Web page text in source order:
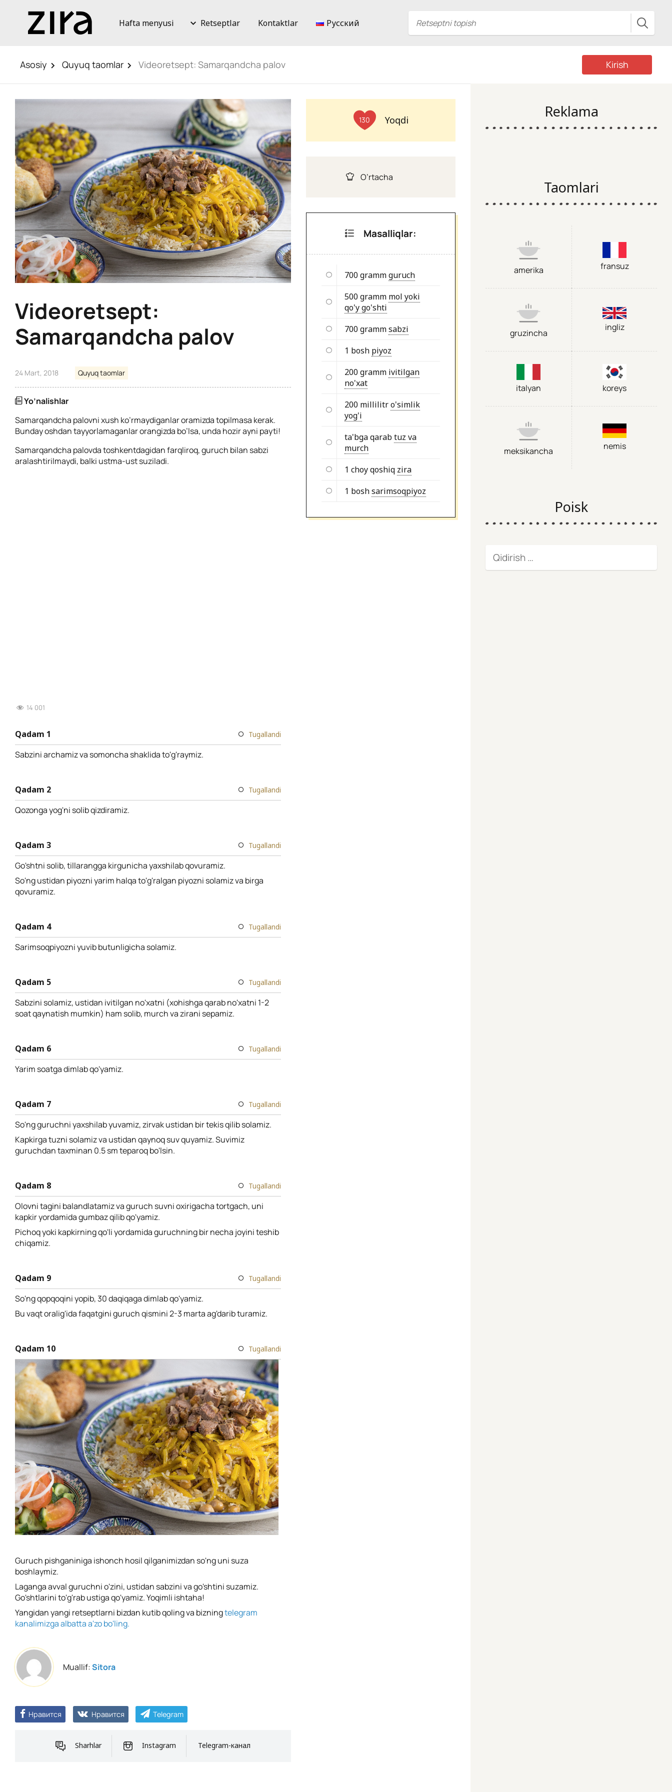
Hafta menyusi Retseptlar Kontaktlar Русский
Asosiy Quyuq taomlar Videoretsept: Samarqandcha palov Kirish
Videoretsept:
Samarqandcha palov
24 Mart, 2018 Quyuq taomlar
Yo’nalishlar
Samarqandcha palovni xush ko’rmaydiganlar oramizda topilmasa kerak.
Bunday oshdan tayyorlamaganlar orangizda bo’lsa, unda hozir ayni payti!
Samarqandcha palovda toshkentdagidan farqliroq, guruch bilan sabzi
aralashtirilmaydi, balki ustma-ust suziladi.
14 001
Qadam 1 Tugallandi
Sabzini archamiz va somoncha shaklida to'g'raymiz.
Qadam 2 Tugallandi
Qozonga yog'ni solib qizdiramiz.
Qadam 3 Tugallandi
Go'shtni solib, tillarangga kirgunicha yaxshilab qovuramiz.
So'ng ustidan piyozni yarim halqa to'g'ralgan piyozni solamiz va birga
qovuramiz.
Qadam 4 Tugallandi
Sarimsoqpiyozni yuvib butunligicha solamiz.
Qadam 5 Tugallandi
Sabzini solamiz, ustidan ivitilgan no'xatni (xohishga qarab no'xatni 1-2
soat qaynatish mumkin) ham solib, murch va zirani sepamiz.
Qadam 6 Tugallandi
Yarim soatga dimlab qo'yamiz.
Qadam 7 Tugallandi
So'ng guruchni yaxshilab yuvamiz, zirvak ustidan bir tekis qilib solamiz.
Kapkirga tuzni solamiz va ustidan qaynoq suv quyamiz. Suvimiz
guruchdan taxminan 0.5 sm teparoq bo'lsin.
Qadam 8 Tugallandi
Olovni tagini balandlatamiz va guruch suvni oxirigacha tortgach, uni
kapkir yordamida gumbaz qilib qo'yamiz.
Pichoq yoki kapkirning qo'li yordamida guruchning bir necha joyini teshib
chiqamiz.
Qadam 9 Tugallandi
So'ng qopqoqini yopib, 30 daqiqaga dimlab qo'yamiz.
Bu vaqt oralig'ida faqatgini guruch qismini 2-3 marta ag'darib turamiz.
Qadam 10 Tugallandi
Guruch pishganiniga ishonch hosil qilganimizdan so'ng uni suza
boshlaymiz.
Laganga avval guruchni o'zini, ustidan sabzini va go'shtini suzamiz.
Go'shtlarini to'g'rab ustiga qo'yamiz. Yoqimli ishtaha!
Yangidan yangi retseptlarni bizdan kutib qoling va bizningtelegram
kanalimizga albatta a'zo bo'ling.
Muallif:Sitora
Нравится Нравится Telegram
Sharhlar Instagram Telegram-канал
130 Yoqdi
O’rtacha
Masalliqlar:
700 grammguruch
500 gramm mol yoki
qo'y go'shti
700 grammsabzi
1 bosh piyoz
200 gramm ivitilgan
no'xat
200 millilitro'simlik
yog'i
ta'bga qarabtuz va
murch
1 choy qoshiq zira
1 boshsarimsoqpiyoz
Reklama
Taomlari
amerika fransuz
gruzincha
ingliz
italyan koreys
meksikancha nemis
Poisk